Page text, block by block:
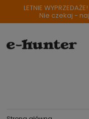
LETNIE
Nie czekaj -